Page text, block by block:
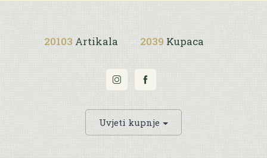
20103 Artikala 2039 Kupaca
Uvjeti kupnje